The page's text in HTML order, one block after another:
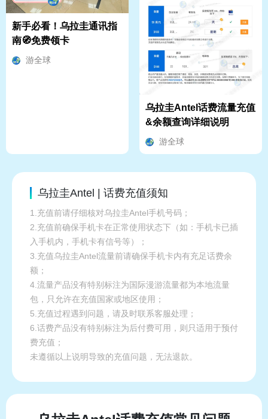
新手必看！乌拉圭通讯指
南🧭免费领卡
游全球
乌拉圭Antel话费流量充值
&余额查询详细说明
游全球
乌拉圭Antel | 话费充值须知
1.充值前请仔细核对乌拉圭Antel手机号码；
2.充值前确保手机卡在正常使用状态下（如：手机卡已插
入手机内，手机卡有信号等）；
3.充值乌拉圭Antel流量前请确保手机卡内有充足话费余
额；
4.流量产品没有特别标注为国际漫游流量都为本地流量
包，只允许在充值国家或地区使用；
5.充值过程遇到问题，请及时联系客服处理；
6.话费产品没有特别标注为后付费可用，则只适用于预付
费充值；
未遵循以上说明导致的充值问题，无法退款。